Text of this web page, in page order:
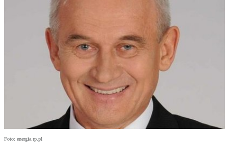
Foto: energia.rp.pl